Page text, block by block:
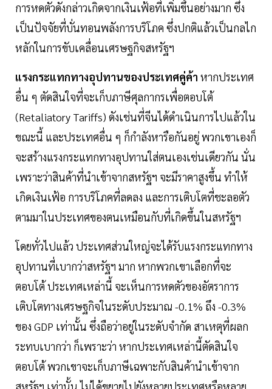
การหดตัวดังกล่าวเกิดจากเงินเฟ้อที่เพิ่มขึ้นอย่างมาก ซึ่ง
เป็นปัจจัยที่บั่นทอนพลังการบริโภค ซึ่งปกติแล้วเป็นกลไก
หลักในการขับเคลื่อนเศรษฐกิจสหรัฐฯ
แรงกระแทกทางอุปทานของประเทศคู่ค้า หากประเทศ
อื่น ๆ ตัดสินใจที่จะเก็บภาษีศุลกากรเพื่อตอบโต้
(Retaliatory Tariffs) ดังเช่นที่จีนได้ดำเนินการไปแล้วใน
ขณะนี้ และประเทศอื่น ๆ ก็กำลังหารือกันอยู่ พวกเขาเองก็
จะสร้างแรงกระแทกทางอุปทานใส่ตนเองเช่นเดียวกัน นั่น
เพราะว่าสินค้าที่นำเข้าจากสหรัฐฯ จะมีราคาสูงขึ้น ทำให้
เกิดเงินเฟ้อ การบริโภคที่ลดลง และการเติบโตที่ชะลอตัว
ตามมาในประเทศของตนเหมือนกับที่เกิดขึ้นในสหรัฐฯ
โดยทั่วไปแล้ว ประเทศส่วนใหญ่จะได้รับแรงกระแทกทาง
อุปทานที่เบากว่าสหรัฐฯ มาก หากพวกเขาเลือกที่จะ
ตอบโต้ ประเทศเหล่านี้ จะเห็นการหดตัวของอัตราการ
เติบโตทางเศรษฐกิจในระดับประมาณ -0.1% ถึง -0.3%
ของ GDP เท่านั้น ซึ่งถือว่าอยู่ในระดับจำกัด สาเหตุที่ผลก
ระทบเบากว่า ก็เพราะว่า หากประเทศเหล่านี้ตัดสินใจ
ตอบโต้ พวกเขาจะเก็บภาษีเฉพาะกับสินค้านำเข้าจาก